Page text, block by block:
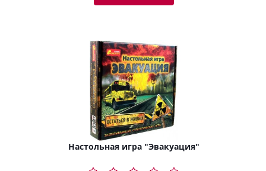
Настольная игра "Эвакуация"